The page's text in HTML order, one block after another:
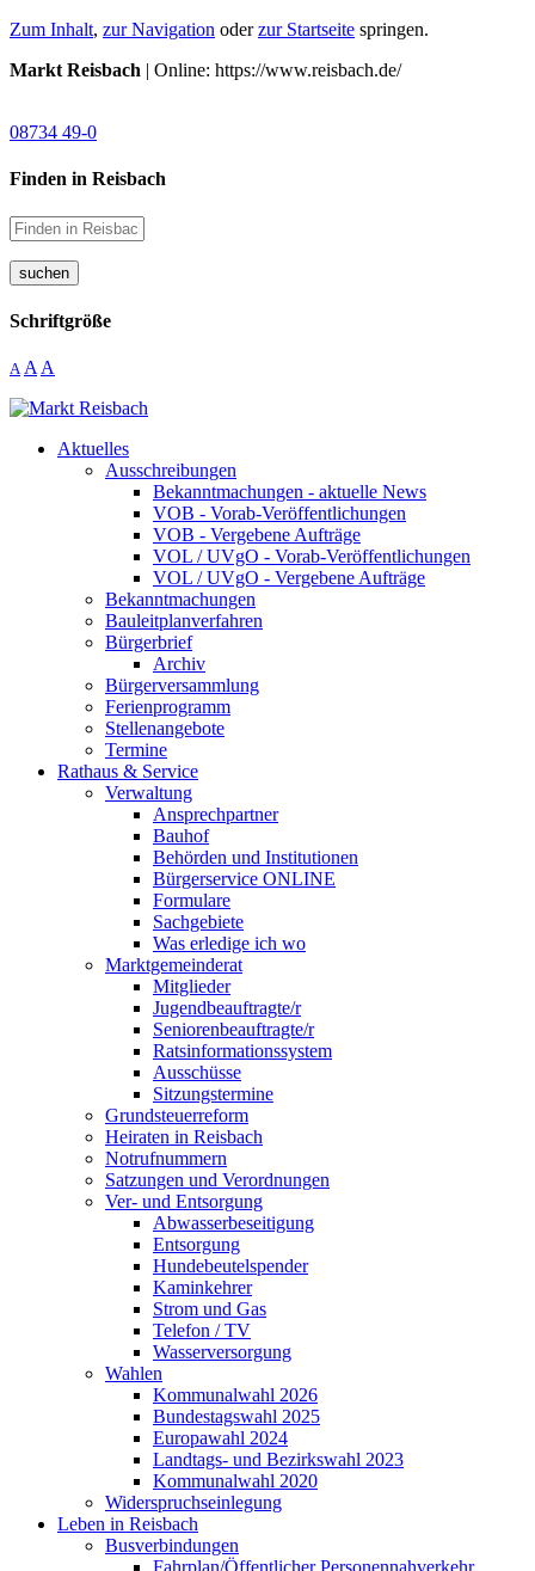
Zum Inhalt, zur Navigation oderzur Startseite springen.
Markt Reisbach | Online: https://www.reisbach.de/
08734 49-0
Finden in Reisbach
suchen
Schriftgröße
A A A
Aktuelles
Ausschreibungen
Bekanntmachungen - aktuelle News
VOB - Vorab-Veröffentlichungen
VOB - Vergebene Aufträge
VOL / UVgO - Vorab-Veröffentlichungen
VOL / UVgO - Vergebene Aufträge
Bekanntmachungen
Bauleitplanverfahren
Bürgerbrief
Archiv
Bürgerversammlung
Ferienprogramm
Stellenangebote
Termine
Rathaus & Service
Verwaltung
Ansprechpartner
Bauhof
Behörden und Institutionen
Bürgerservice ONLINE
Formulare
Sachgebiete
Was erledige ich wo
Marktgemeinderat
Mitglieder
Jugendbeauftragte/r
Seniorenbeauftragte/r
Ratsinformationssystem
Ausschüsse
Sitzungstermine
Grundsteuerreform
Heiraten in Reisbach
Notrufnummern
Satzungen und Verordnungen
Ver- und Entsorgung
Abwasserbeseitigung
Entsorgung
Hundebeutelspender
Kaminkehrer
Strom und Gas
Telefon / TV
Wasserversorgung
Wahlen
Kommunalwahl 2026
Bundestagswahl 2025
Europawahl 2024
Landtags- und Bezirkswahl 2023
Kommunalwahl 2020
Widerspruchseinlegung
Leben in Reisbach
Busverbindungen
Fahrplan/Öffentlicher Personennahverkehr